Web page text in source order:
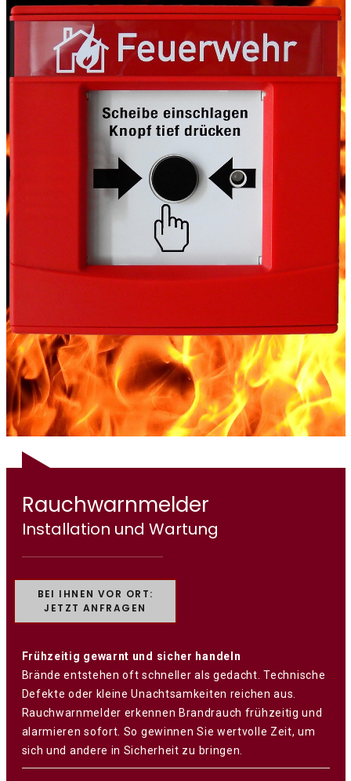
Rauchwarnmelder
Installation und Wartung
BEI IHNEN VOR ORT:
JETZT ANFRAGEN
Frühzeitig gewarnt und sicher handeln
Brände entstehen oft schneller als gedacht. Technische
Defekte oder kleine Unachtsamkeiten reichen aus.
Rauchwarnmelder erkennen Brandrauch frühzeitig und
alarmieren sofort. So gewinnen Sie wertvolle Zeit, um
sich und andere in Sicherheit zu bringen.